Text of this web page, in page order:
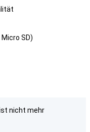
SD)
nicht mehr